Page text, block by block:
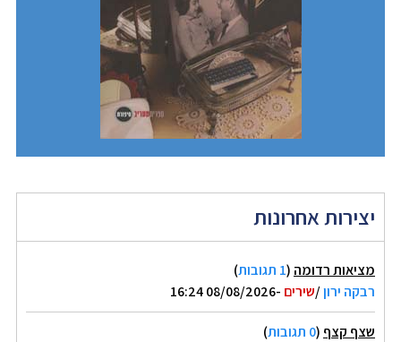
יצירות אחרונות
מציאות רדומה (1 תגובות
)
רבקה ירון/שירים -08/08/2026 16:24
שצף קצף (0 תגובות
)